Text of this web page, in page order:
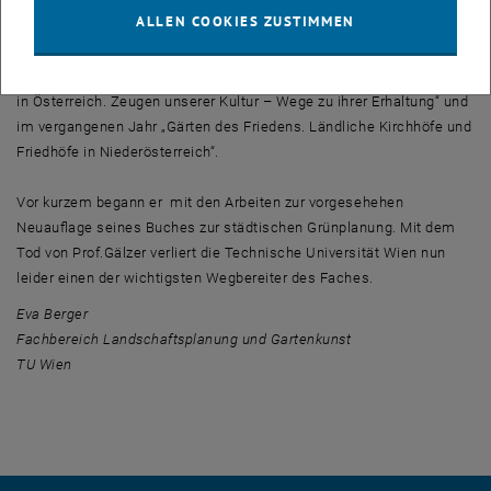
Planung, Entwurf, Bau und Erhaltung“. Gemeinsam mit seiner Frau,
Dr.Ilona Gälzer, gab er zwei Bücher zu einem für ihn zeit seines
in Österreich. Zeugen unserer Kultur – Wege zu ihrer Erhaltung“ und
im vergangenen Jahr „Gärten des Friedens. Ländliche Kirchhöfe und
Friedhöfe in Niederösterreich“.
Vor kurzem begann er mit den Arbeiten zur vorgesehehen
Neuauflage seines Buches zur städtischen Grünplanung. Mit dem
Tod von Prof.Gälzer verliert die Technische Universität Wien nun
leider einen der wichtigsten Wegbereiter des Faches.
Eva Berger
Fachbereich Landschaftsplanung und Gartenkunst
TU Wien
ALLEN COOKIES ZUSTIMMEN